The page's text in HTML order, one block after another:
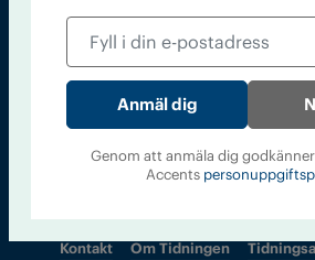
Tidningen Accent, A4, Bondegatan
accent@iogt.se
Chefredaktör och ansvarig utgivare:
Kontakt Om Tidningen
Genom att anmäla dig
Accents